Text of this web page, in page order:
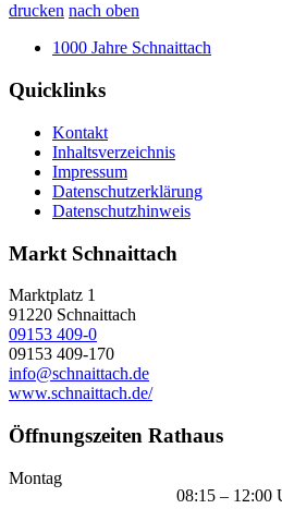
drucken nach oben
1000 Jahre Schnaittach
Quicklinks
Kontakt
Inhaltsverzeichnis
Impressum
Datenschutzerklärung
Datenschutzhinweis
Markt Schnaittach
Marktplatz 1
91220 Schnaittach
09153 409-0
09153 409-170
info@schnaittach.de
www.schnaittach.de/
Öffnungszeiten Rathaus
Montag
08:15 – 12:00